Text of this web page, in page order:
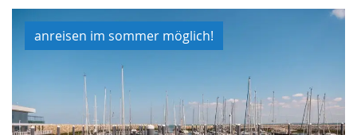
anreisen im sommer möglich!